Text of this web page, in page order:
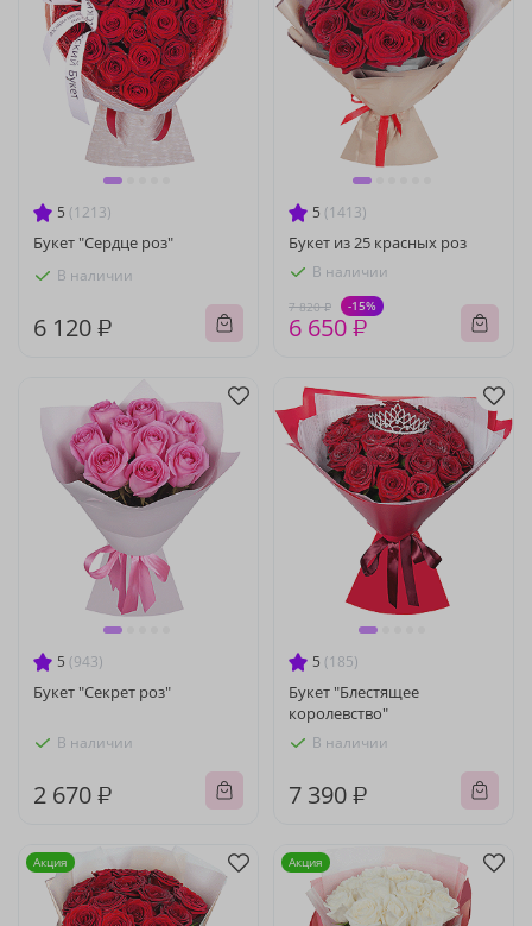
5 (1213)
Букет "Сердце роз"
В наличии
6 120 ₽
5 (1413)
Букет из 25 красных роз
В наличии
7 820 ₽ -15%
6 650 ₽
5 (943)
Букет "Секрет роз"
В наличии
2 670 ₽
5 (185)
Букет "Блестящее
королевство"
В наличии
7 390 ₽
Акция Акция